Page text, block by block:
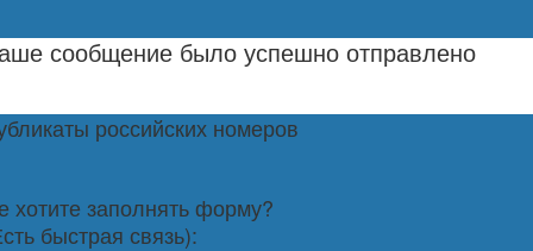
сообщение было успешно отправлено
российских номеров
хотите заполнять форму?
быстрая связь):